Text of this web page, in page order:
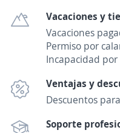
Vacaciones y
Vacaciones
Permiso por
Incapacidad
Ventajas y
Descuentos
Soporte